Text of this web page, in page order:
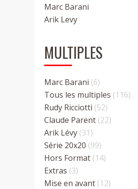
Marc Barani
Arik Levy
MULTIPLES
Marc Barani (6)
Tous les multiples (116)
Rudy Ricciotti (52)
Claude Parent (22)
Arik Lévy (31)
Série 20x20 (99)
Hors Format (14)
Extras (3)
Mise en avant (12)